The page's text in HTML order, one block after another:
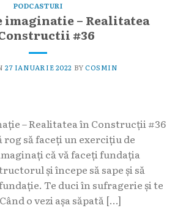
PODCASTURI
– Realitatea
#36
27 IANUARIE 2022 BYCOSMIN
– Realitatea în Construcții #36
rog să faceți un exercițiu de
că vă faceți fundația
și începe să sape și să
Te duci în sufragerie și te
o vezi așa săpată […]